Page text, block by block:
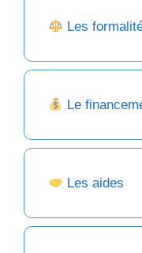
Les
Le
Les aides